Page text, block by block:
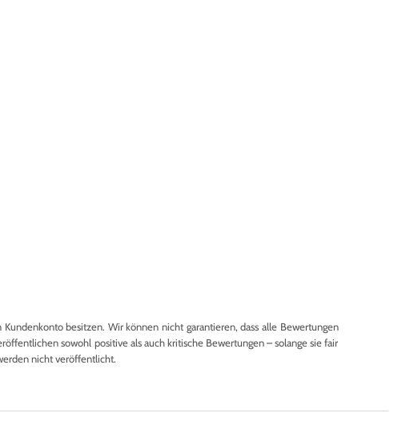
besitzen. Wir können nicht garantieren, dass alle Bewertungen
sowohl positive als auch kritische Bewertungen – solange sie fair
nicht veröffentlicht.